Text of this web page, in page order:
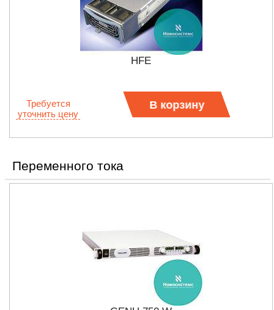
HFE
Требуется
уточнить цену
В корзину
Переменного тока